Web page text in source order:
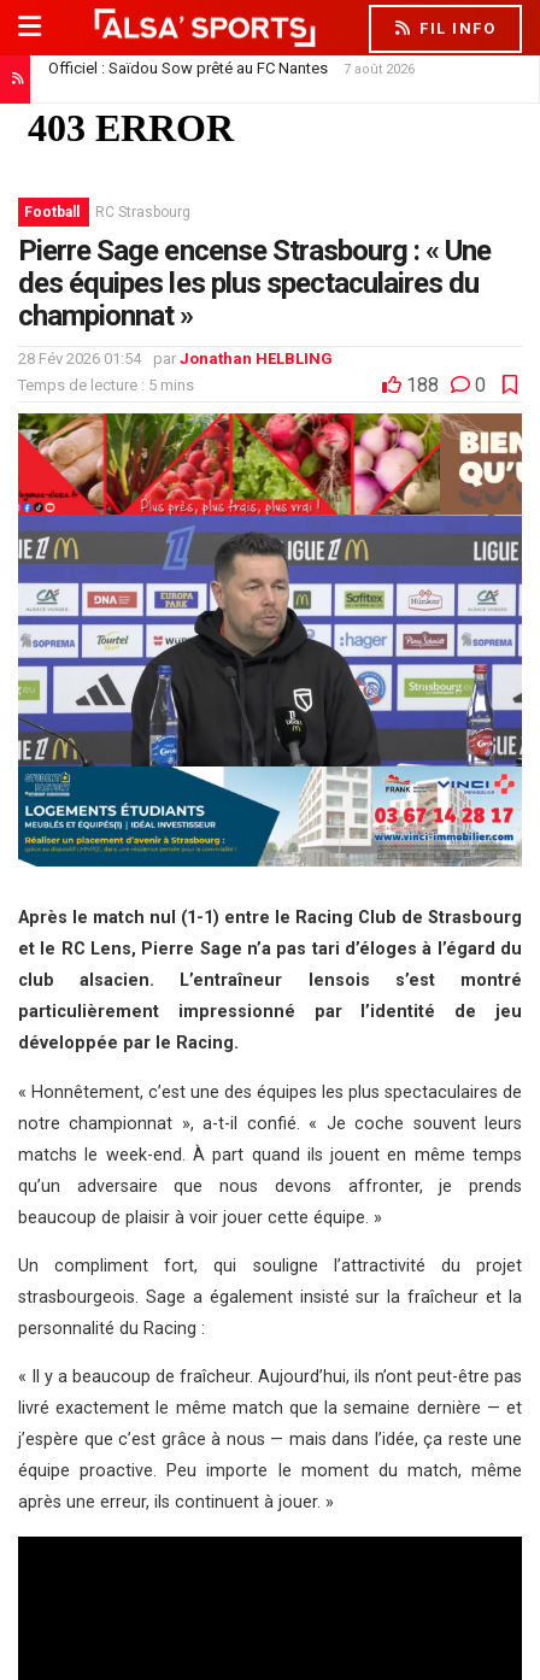
FIL INFO
Officiel : Saïdou Sow prêté au FC Nantes 7 août 2026
Football RC Strasbourg
Pierre Sage encense Strasbourg : « Une
des équipes les plus spectaculaires du
championnat »
28 Fév 2026 01:54 par Jonathan HELBLING
Temps de lecture : 5 mins
188 0
Après le match nul (1-1) entre le Racing Club de Strasbourg
et le RC Lens, Pierre Sage n’a pas tari d’éloges à l’égard du
club alsacien. L’entraîneur lensois s’est montré
particulièrement impressionné par l’identité de jeu
développée par le Racing.
« Honnêtement, c’est une des équipes les plus spectaculaires de
notre championnat », a-t-il confié. « Je coche souvent leurs
matchs le week-end. À part quand ils jouent en même temps
qu’un adversaire que nous devons affronter, je prends
beaucoup de plaisir à voir jouer cette équipe. »
Un compliment fort, qui souligne l’attractivité du projet
strasbourgeois. Sage a également insisté sur la fraîcheur et la
personnalité du Racing :
« Il y a beaucoup de fraîcheur. Aujourd’hui, ils n’ont peut-être pas
livré exactement le même match que la semaine dernière — et
j’espère que c’est grâce à nous — mais dans l’idée, ça reste une
équipe proactive. Peu importe le moment du match, même
après une erreur, ils continuent à jouer. »